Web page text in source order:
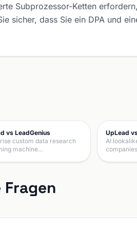
Subprozessor-Ketten
sicher, dass Sie ein DPA und
vs LeadGenius
custom data research
machine…
UpLead
AI